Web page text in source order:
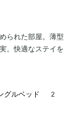
られた部屋。薄型
。快適なステイを
グルベッド 2